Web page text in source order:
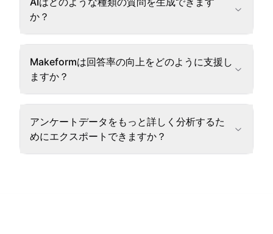
か？
Makeformは回答率の向上をどのように支援し
ますか？
アンケートデータをもっと詳しく分析するた
めにエクスポートできますか？